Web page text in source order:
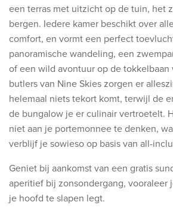
een terras met uitzicht op de tuin, het
bergen. Iedere kamer beschikt over
comfort, en vormt een perfect
panoramische wandeling, een
of een wild avontuur op de
butlers van Nine Skies zorgen er
helemaal niets tekort komt, terwijl de
de bungalow je er culinair vertroetelt.
niet aan je portemonnee te denken,
verblijf je sowieso op basis van all-
Geniet bij aankomst van een gratis
aperitief bij zonsondergang, vooraleer
je hoofd te slapen legt.